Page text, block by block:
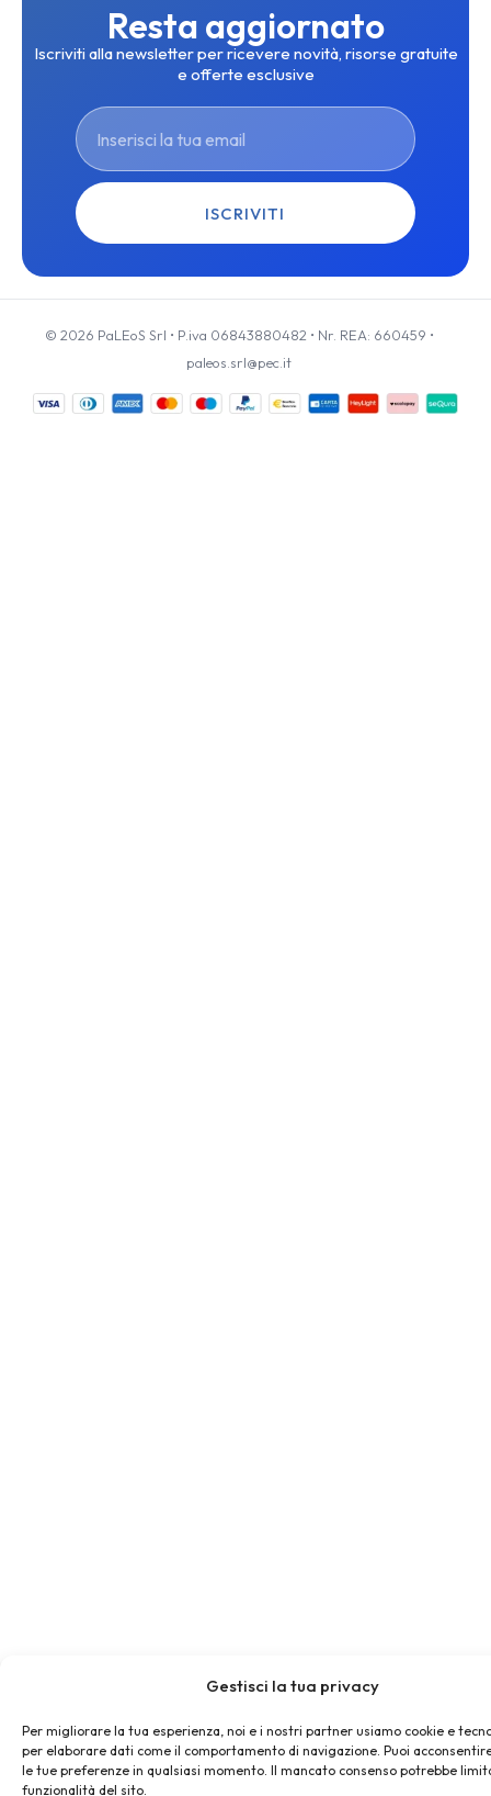
Gestisci la tua privacy
Per migliorare la tua esperienza, noi e i nostri partner usiamo cookie e
per elaborare dati come il comportamento di navigazione. Puoi
le tue preferenze in qualsiasi momento. Il mancato consenso potrebbe
funzionalità del sito.
Resta aggiornato
Iscriviti alla newsletter per ricevere novità, risorse gratuite
e offerte esclusive
ISCRIVITI
© 2026 PaLEoS Srl • P.iva 06843880482 • Nr. REA: 660459 •
paleos.srl@pec.it